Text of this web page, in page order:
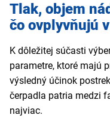
Tlak, objem
čo ovplyvňujú
K dôležitej súčasti
parametre, ktoré majú
výsledný účinok
čerpadla patria medzi
najviac.